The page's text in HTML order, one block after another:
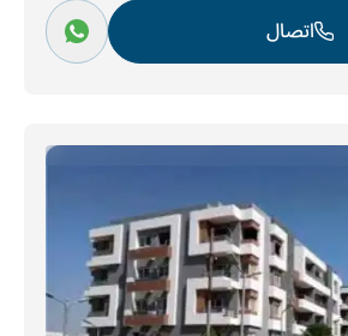
اتصال